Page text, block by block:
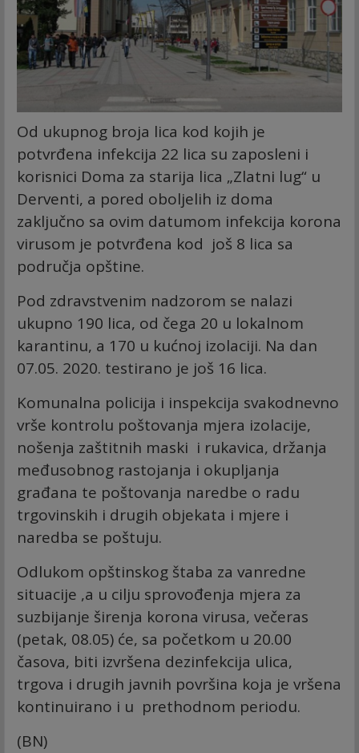
Od ukupnog broja lica kod kojih je
potvrđena infekcija 22 lica su zaposleni i
korisnici Doma za starija lica „Zlatni lug“ u
Derventi, a pored oboljelih iz doma
zaključno sa ovim datumom infekcija korona
virusom je potvrđena kod još 8 lica sa
područja opštine.
Pod zdravstvenim nadzorom se nalazi
ukupno 190 lica, od čega 20 u lokalnom
karantinu, a 170 u kućnoj izolaciji. Na dan
07.05. 2020. testirano je još 16 lica.
Komunalna policija i inspekcija svakodnevno
vrše kontrolu poštovanja mjera izolacije,
nošenja zaštitnih maski i rukavica, držanja
međusobnog rastojanja i okupljanja
građana te poštovanja naredbe o radu
trgovinskih i drugih objekata i mjere i
naredba se poštuju.
Odlukom opštinskog štaba za vanredne
situacije ,a u cilju sprovođenja mjera za
suzbijanje širenja korona virusa, večeras
(petak, 08.05) će, sa početkom u 20.00
časova, biti izvršena dezinfekcija ulica,
trgova i drugih javnih površina koja je vršena
kontinuirano i u prethodnom periodu.
(BN)